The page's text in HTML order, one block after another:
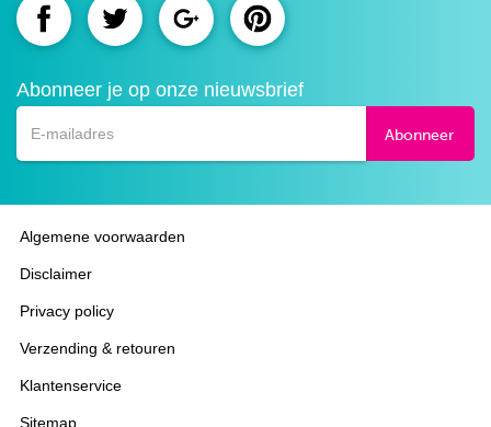
Route.nl
Facebook
Route.nlRoute.nlRoute.nl
Abonneer je op onze nieuwsbrief
Abonneer
Algemene voorwaarden
Disclaimer
Privacy policy
Verzending & retouren
Klantenservice
Sitemap